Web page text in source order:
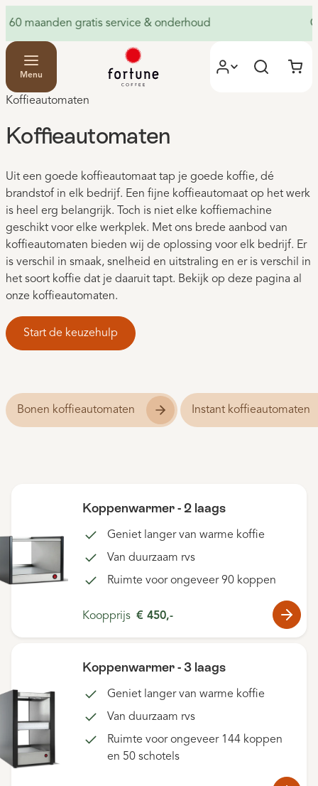
60 maanden gratis service & onderhoud
Menu
Koffieautomaten
Koffieautomaten
Uit een goede koffieautomaat tap je goede koffie, dé
brandstof in elk bedrijf. Een fijne koffieautomaat op het werk
is heel erg belangrijk. Toch is niet elke koffiemachine
geschikt voor elke werkplek. Met ons brede aanbod van
koffieautomaten bieden wij de oplossing voor elk bedrijf. Er
is verschil in smaak, snelheid en uitstraling en er is verschil in
het soort koffie dat je daaruit tapt. Bekijk op deze pagina al
onze koffieautomaten.
Start de keuzehulp
Bonen koffieautomaten Instant koffieautomaten
Koppenwarmer - 2 laags
Geniet langer van warme koffie
Van duurzaam rvs
Ruimte voor ongeveer 90 koppen
Koopprijs € 450,-
Koppenwarmer - 3 laags
Geniet langer van warme koffie
Van duurzaam rvs
Ruimte voor ongeveer 144 koppen
en 50 schotels